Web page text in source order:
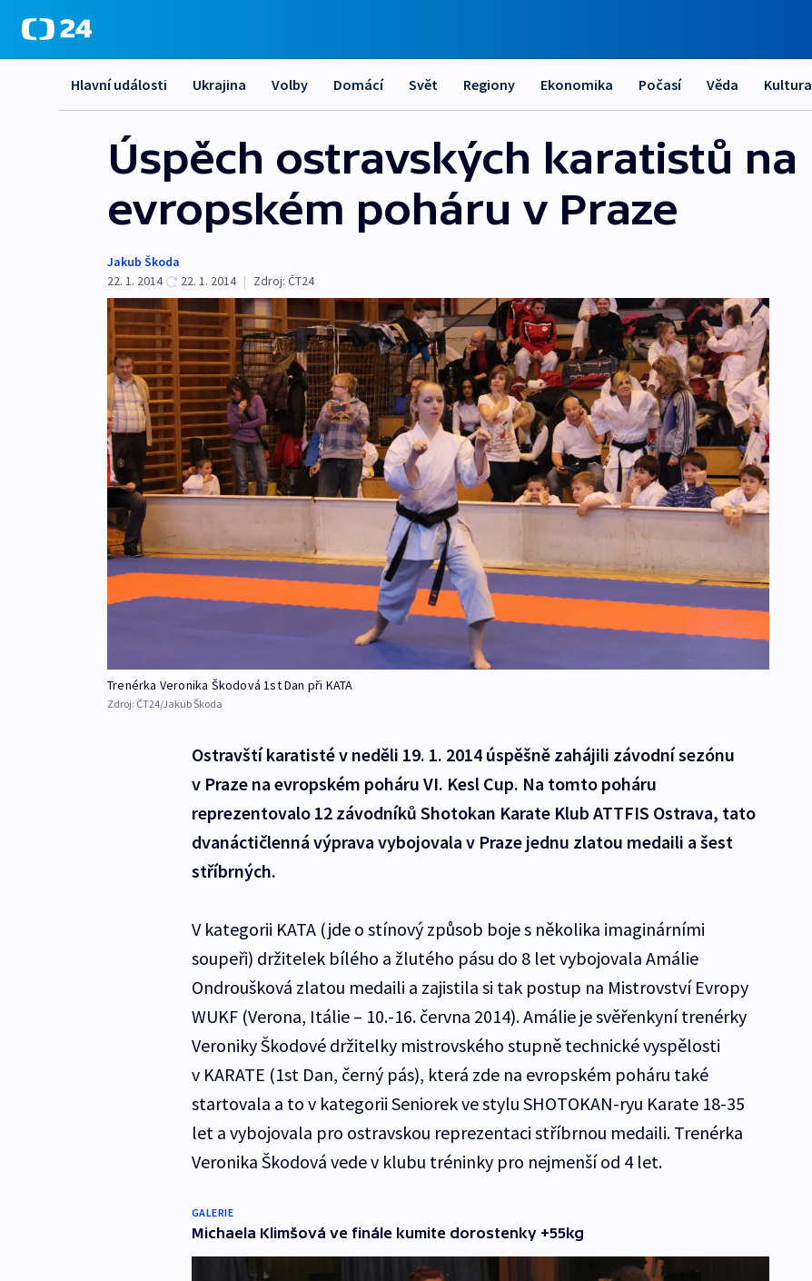
Hlavní události Ukrajina Volby Domácí Svět Regiony Ekonomika Počasí Věda Kultura
Úspěch ostravských karatistů na
evropském poháru v Praze
Jakub Škoda
22. 1. 2014
22. 1. 2014 | Zdroj: ČT24
Trenérka Veronika Škodová 1st Dan při KATA
Zdroj: ČT24/Jakub Škoda
Ostravští karatisté v neděli 19. 1. 2014 úspěšně zahájili závodní sezónu
v Praze na evropském poháru VI. Kesl Cup. Na tomto poháru
reprezentovalo 12 závodníků Shotokan Karate Klub ATTFIS Ostrava, tato
dvanáctičlenná výprava vybojovala v Praze jednu zlatou medaili a šest
stříbrných.
V kategorii KATA (jde o stínový způsob boje s několika imaginárními
soupeři) držitelek bílého a žlutého pásu do 8 let vybojovala Amálie
Ondroušková zlatou medaili a zajistila si tak postup na Mistrovství Evropy
WUKF (Verona, Itálie – 10.-16. června 2014). Amálie je svěřenkyní trenérky
Veroniky Škodové držitelky mistrovského stupně technické vyspělosti
v KARATE (1st Dan, černý pás), která zde na evropském poháru také
startovala a to v kategorii Seniorek ve stylu SHOTOKAN-ryu Karate 18-35
let a vybojovala pro ostravskou reprezentaci stříbrnou medaili. Trenérka
Veronika Škodová vede v klubu tréninky pro nejmenší od 4 let.
GALERIE
Michaela Klimšová ve finále kumite dorostenky +55kg